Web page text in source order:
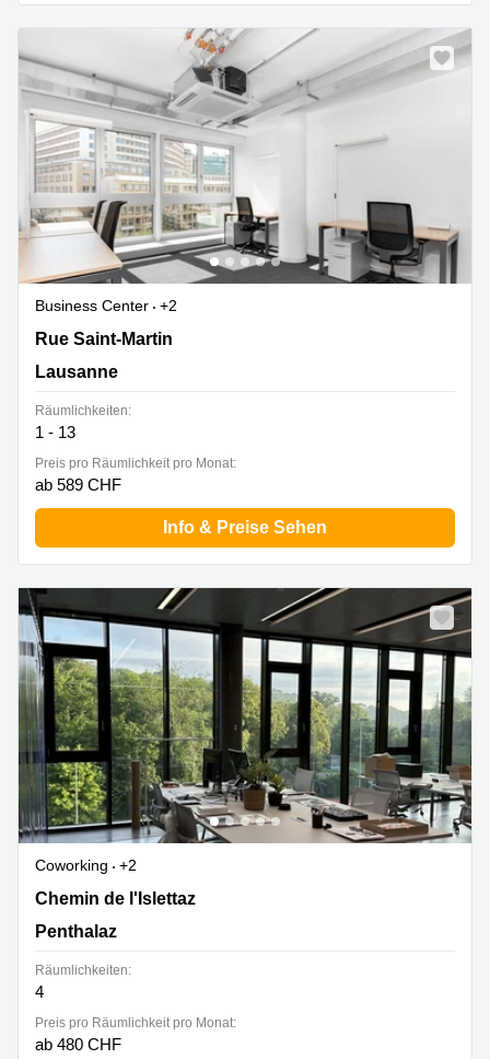
Business Center
+2
Rue Saint-Martin 7,3. Stock, Lausanne
Rue Saint-Martin
Lausanne
Räumlichkeiten:
1 - 13
Preis pro Räumlichkeit pro Monat:
ab 589 CHF
Info & Preise Sehen
Coworking
+2
Chemin de l'Islettaz 7, Penthalaz
Chemin de l'Islettaz
Penthalaz
Räumlichkeiten:
4
Preis pro Räumlichkeit pro Monat:
ab 480 CHF